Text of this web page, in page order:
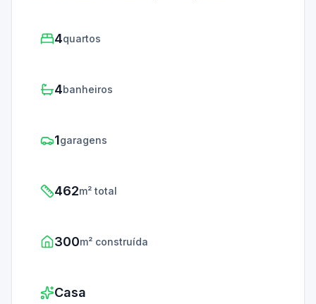
4quartos
4banheiros
1garagens
462m² total
300m² construída
Casa